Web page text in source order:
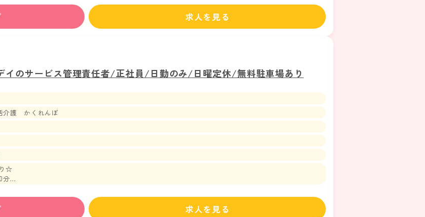
歩3分
求人を見る
イのサービス管理責任者/正社員/日勤のみ/日曜定休/無料駐車場あり
介護 かくれんぼ
☆
分
歩3分
求人を見る